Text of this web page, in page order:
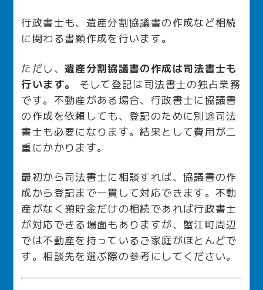
行政書士も、遺産分割協議書の作成など相続
に関わる書類作成を行います。
ただし、 遺産分割協議書の作成は司法書士も
行います。
そして登記は司法書士の独占業務
です。不動産がある場合、行政書士に協議書
の作成を依頼しても、登記のために別途司法
書士も必要になります。結果として費用が二
重にかかります。
最初から司法書士に相談すれば、協議書の作
成から登記まで一貫して対応できます。不動
産がなく預貯金だけの相続であれば行政書士
が対応できる場面もありますが、蟹江町周辺
では不動産を持っているご家庭がほとんどで
す。相談先を選ぶ際の参考にしてください。